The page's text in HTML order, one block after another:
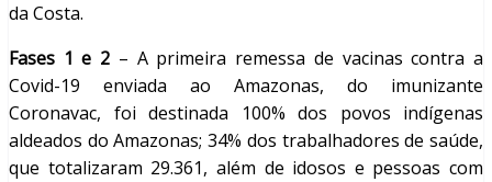
da Costa.
Fases 1 e 2 – A primeira remessa de vacinas contra a
Covid-19 enviada ao Amazonas, do imunizante
Coronavac, foi destinada 100% dos povos indígenas
aldeados do Amazonas; 34% dos trabalhadores de saúde,
que totalizaram 29.361, além de idosos e pessoas com